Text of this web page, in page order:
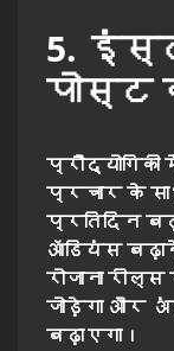
5.
पोस्ट
प्रचार के
प्रतिदिन
ऑडियंस
रोजाना
जोड़ेगा और
बढ़ाएगा।